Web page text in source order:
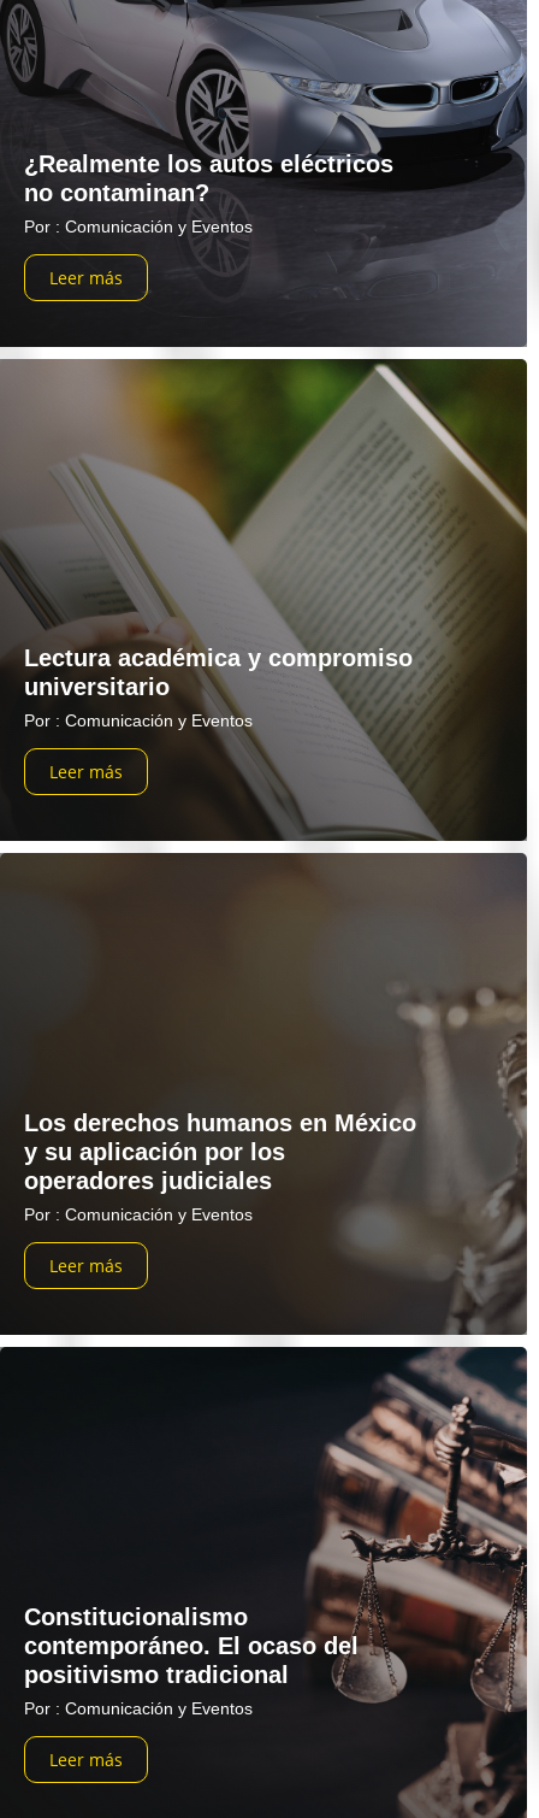
¿Realmente los autos eléctricos
no contaminan?
Por : Comunicación y Eventos
Leer más
Lectura académica y compromiso
universitario
Por : Comunicación y Eventos
Leer más
Los derechos humanos en México
y su aplicación por los
operadores judiciales
Por : Comunicación y Eventos
Leer más
Constitucionalismo
contemporáneo. El ocaso del
positivismo tradicional
Por : Comunicación y Eventos
Leer más